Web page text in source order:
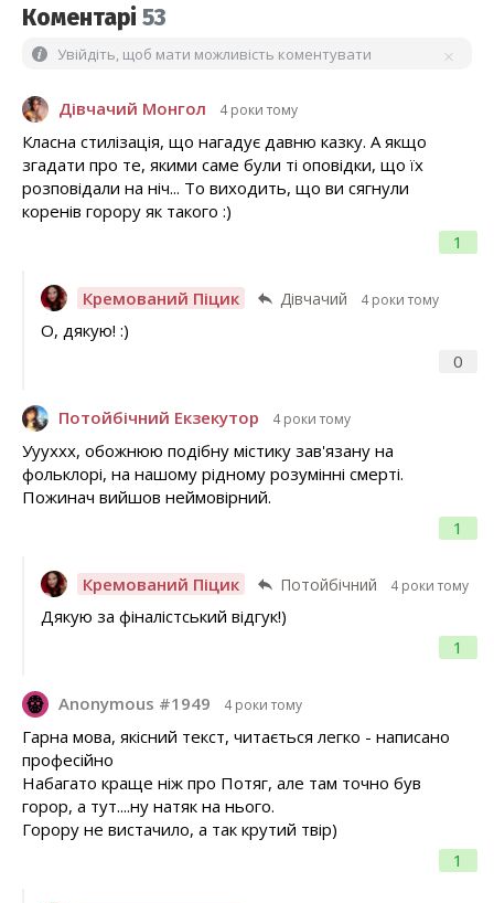
Коментарі 53
Увійдіть, щоб мати можливість коментувати
Дівчачий Монгол 4 роки тому
1
Класна стилізація, що нагадує давню казку. А якщо
згадати про те, якими саме були ті оповідки, що їх
розповідали на ніч... То виходить, що ви сягнули
коренів горору як такого :)
Кремований Піцик Дівчачий 4 роки тому
0
О, дякую! :)
Потойбічний Екзекутор 4 роки тому
1
Уууххх, обожнюю подібну містику зав'язану на
фольклорі, на нашому рідному розумінні смерті.
Пожинач вийшов неймовірний.
Кремований Піцик Потойбічний 4 роки тому
1
Дякую за фіналістський відгук!)
Anonymous #1949 4 роки тому
1
Гарна мова, якісний текст, читається легко - написано
професійно
Набагато краще ніж про Потяг, але там точно був
горор, а тут....ну натяк на нього.
Горору не вистачило, а так крутий твір)